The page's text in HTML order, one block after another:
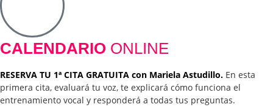
CALENDARIO ONLINE
RESERVA TU 1ª CITA GRATUITA con Mariela Astudillo. En esta
primera cita, evaluará tu voz, te explicará cómo funciona el
entrenamiento vocal y responderá a todas tus preguntas.